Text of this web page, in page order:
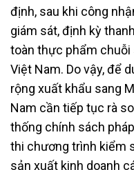
định, sau khi công
giám sát, định kỳ
toàn thực phẩm chuỗi
Việt Nam. Do vậy, để
rộng xuất khẩu sang
Nam cần tiếp tục rà
thống chính sách
thi chương trình kiểm
sản xuất kinh doanh